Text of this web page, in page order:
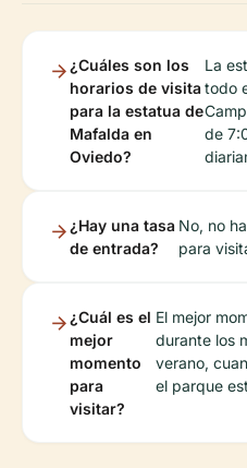
¿Cuáles son los
horarios de visita
para la estatua de
Mafalda en
Oviedo?
La
todo
de
¿Hay una tasa
de entrada?
No, no
para
¿Cuál es el
mejor
momento
para
visitar?
El mejor
durante los
verano,
el parque